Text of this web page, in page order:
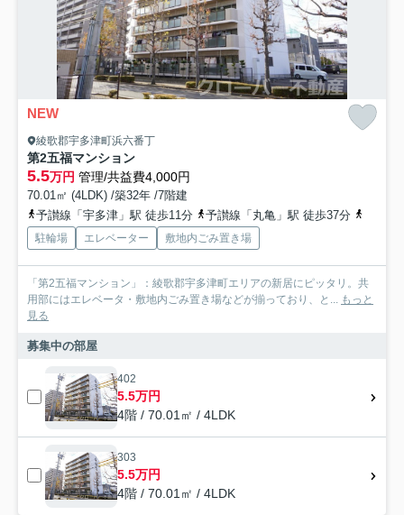
NEW
綾歌郡宇多津町浜六番丁
第2五福マンション
5.5万円 管理/共益費4,000円
70.01㎡ (4LDK) /築32年 /7階建
予讃線「宇多津」駅 徒歩11分
予讃線「丸亀」駅 徒歩37分
駐輪場 エレベーター 敷地内ごみ置き場
「第2五福マンション」：綾歌郡宇多津町エリアの新居にピッタリ。共
用部にはエレベータ・敷地内ごみ置き場などが揃っており、と...
もっと
見る
募集中の部屋
402
5.5万円
4階 / 70.01㎡ / 4LDK
303
5.5万円
4階 / 70.01㎡ / 4LDK